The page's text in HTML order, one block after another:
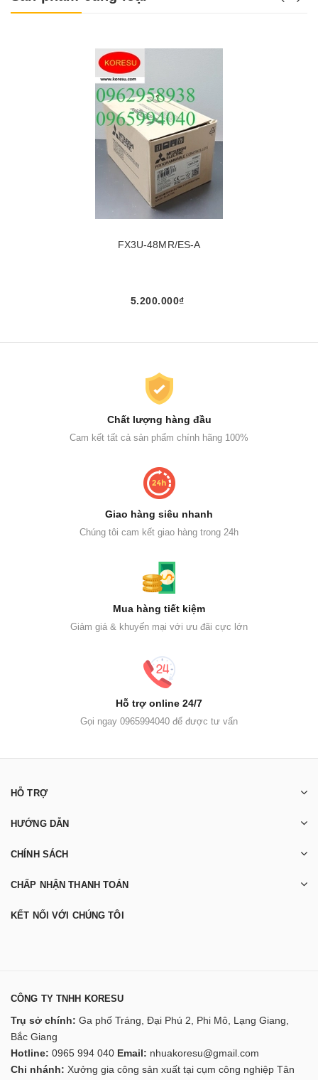
FX3U-48MR/ES-A
5.200.000₫
Chất lượng hàng đầu
Cam kết tất cả sản phẩm chính hãng 100%
Giao hàng siêu nhanh
Chúng tôi cam kết giao hàng trong 24h
Mua hàng tiết kiệm
Giảm giá & khuyến mại với ưu đãi cực lớn
Hỗ trợ online 24/7
Gọi ngay 0965994040 để được tư vấn
HỖ TRỢ
HƯỚNG DẪN
CHÍNH SÁCH
CHẤP NHẬN THANH TOÁN
KẾT NỐI VỚI CHÚNG TÔI
CÔNG TY TNHH KORESU
Trụ sở chính: Ga phố Tráng, Đại Phú 2, Phi Mô, Lạng Giang,
Bắc Giang
Hotline: 0965 994 040 Email: nhuakoresu@gmail.com
Chi nhánh: Xưởng gia công sản xuất tại cụm công nghiệp Tân